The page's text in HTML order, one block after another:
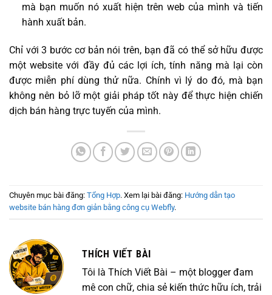
mà bạn muốn nó xuất hiện trên web của mình và tiến
hành xuất bản.
Chỉ với 3 bước cơ bản nói trên, bạn đã có thể sở hữu được
một website với đầy đủ các lợi ích, tính năng mà lại còn
được miễn phí dùng thử nữa. Chính vì lý do đó, mà bạn
không nên bỏ lỡ một giải pháp tốt này để thực hiện chiến
dịch bán hàng trực tuyến của mình.
Chuyên mục bài đăng: Tổng Hợp. Xem lại bài đăng: Hướng dẫn tạo
website bán hàng đơn giản bằng công cụ Webfly.
THÍCH VIẾT BÀI
Tôi là Thích Viết Bài – một blogger đam
mê con chữ, chia sẻ kiến thức hữu ích, trải